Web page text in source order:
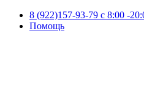
8 (922)157-93-79 c 8:00 -
Помощь